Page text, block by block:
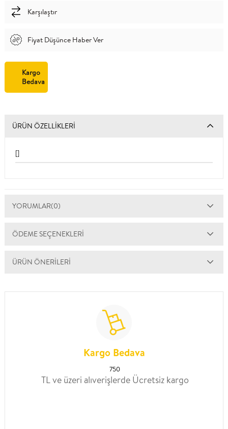
Karşılaştır
Fiyat Düşünce Haber Ver
Kargo
Bedava
ÜRÜN ÖZELLIKLERI
[]
YORUMLAR(0)
ÖDEME SEÇENEKLERI
ÜRÜN ÖNERILERI
Kargo Bedava
750
TL ve üzeri alıverişlerde Ücretsiz kargo